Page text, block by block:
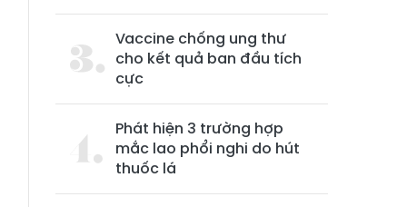
Vaccine chống ung thư
cho kết quả ban đầu tích
cực
Phát hiện 3 trường hợp
mắc lao phổi nghi do hút
thuốc lá